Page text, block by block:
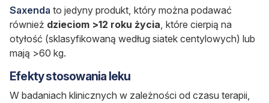
Saxenda to jedyny produkt, który można podawać
również dzieciom >12 roku życia, które cierpią na
otyłość (sklasyfikowaną według siatek centylowych) lub
mają >60 kg.
Efekty stosowania leku
W badaniach klinicznych w zależności od czasu terapii,